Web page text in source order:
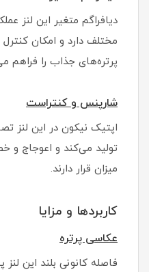
دیافراگم متغیر این لنز
مختلف دارد و امکان
پرتره‌های جذاب را فراهم
شارپنس و کنتراست
اپتیک نیکون در این لنز
تولید می‌کند و اعوجاج و
میزان قرار دارند.
کاربردها و مزایا
عکاسی پرتره
فاصله کانونی بلند این